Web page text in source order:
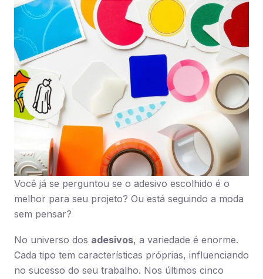
Você já se perguntou se o adesivo escolhido é o
melhor para seu projeto? Ou está seguindo a moda
sem pensar?
No universo dos adesivos, a variedade é enorme.
Cada tipo tem características próprias, influenciando
no sucesso do seu trabalho. Nos últimos cinco